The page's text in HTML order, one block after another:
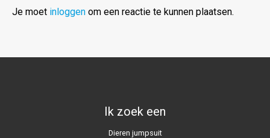
Je moet inloggen om een reactie te kunnen plaatsen.
Ik zoek een
Dieren jumpsuit